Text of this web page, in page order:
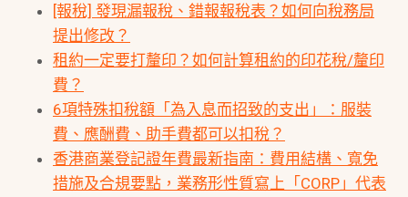
[報稅] 發現漏報稅、錯報報稅表？如何向稅務局
提出修改？
租約一定要打釐印？如何計算租約的印花稅/釐印
費？
6項特殊扣稅額「為入息而招致的支出」：服裝
費、應酬費、助手費都可以扣稅？
香港商業登記證年費最新指南：費用結構、寬免
措施及合規要點，業務形性質寫上「CORP」代表